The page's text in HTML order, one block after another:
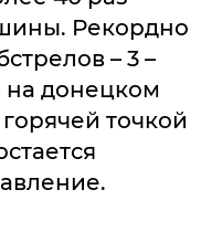
Рекордно
– 3 –
донецком
точкой